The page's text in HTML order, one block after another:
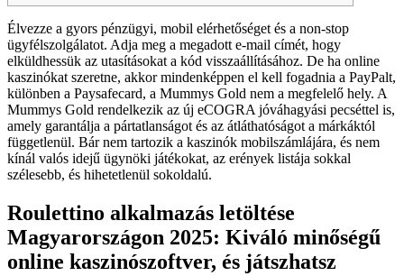
Élvezze a gyors pénzügyi, mobil elérhetőséget és a non-stop
ügyfélszolgálatot. Adja meg a megadott e-mail címét, hogy
elküldhessük az utasításokat a kód visszaállításához. De ha online
kaszinókat szeretne, akkor mindenképpen el kell fogadnia a PayPalt,
különben a Paysafecard, a Mummys Gold nem a megfelelő hely. A
Mummys Gold rendelkezik az új eCOGRA jóváhagyási pecséttel is,
amely garantálja a pártatlanságot és az átláthatóságot a márkáktól
függetlenül. Bár nem tartozik a kaszinók mobilszámlájára, és nem
kínál valós idejű ügynöki játékokat, az erények listája sokkal
szélesebb, és hihetetlenül sokoldalú.
Roulettino alkalmazás letöltése
Magyarországon 2025: Kiváló minőségű
online kaszinószoftver, és játszhatsz